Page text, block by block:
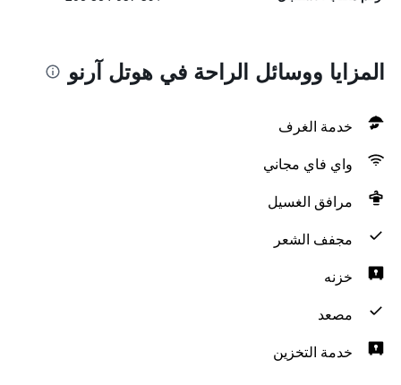
المزايا ووسائل الراحة في هوتل آرنو
خدمة الغرف
واي فاي مجاني
مرافق الغسيل
مجفف الشعر
خزنه
مصعد
خدمة التخزين